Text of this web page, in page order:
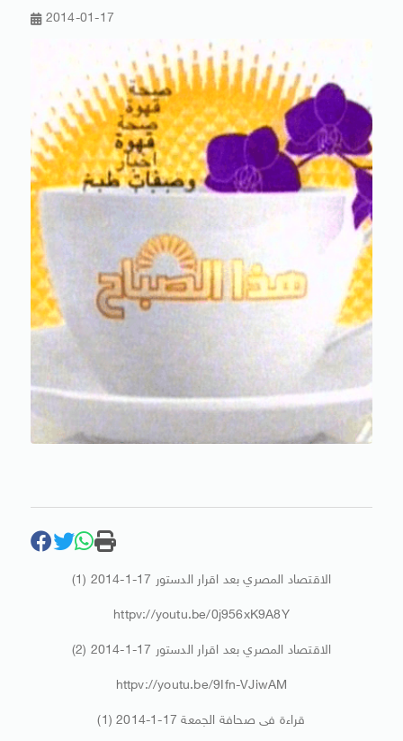
2014-01-17
الاقتصاد المصري بعد اقرار الدستور 17-1-2014 (1)
httpv://youtu.be/0j956xK9A8Y
الاقتصاد المصري بعد اقرار الدستور 17-1-2014 (2)
httpv://youtu.be/9Ifn-VJiwAM
قراءة فى صحافة الجمعة 17-1-2014 (1)